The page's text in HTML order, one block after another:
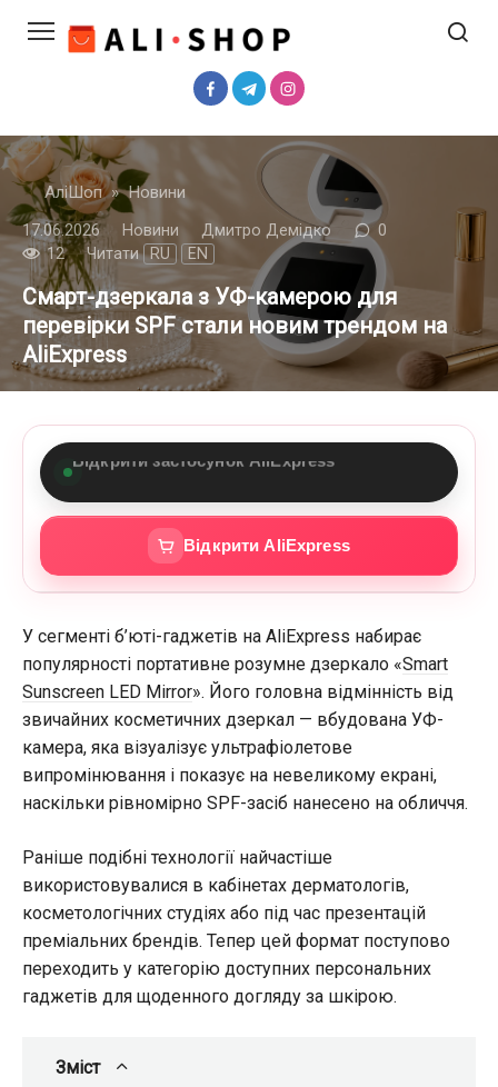
АліШоп » Новини
17.06.2026 Новини Дмитро Демідко
0
12
Читати RU EN
Смарт-дзеркала з УФ-камерою для
перевірки SPF стали новим трендом на
AliExpress
Перейти на AliExpress.com
Відкрити AliExpress
У сегменті б’юті-гаджетів на AliExpress набирає
популярності портативне розумне дзеркало «Smart
Sunscreen LED Mirror». Його головна відмінність від
звичайних косметичних дзеркал — вбудована УФ-
камера, яка візуалізує ультрафіолетове
випромінювання і показує на невеликому екрані,
наскільки рівномірно SPF-засіб нанесено на обличчя.
Раніше подібні технології найчастіше
використовувалися в кабінетах дерматологів,
косметологічних студіях або під час презентацій
преміальних брендів. Тепер цей формат поступово
переходить у категорію доступних персональних
гаджетів для щоденного догляду за шкірою.
Зміст